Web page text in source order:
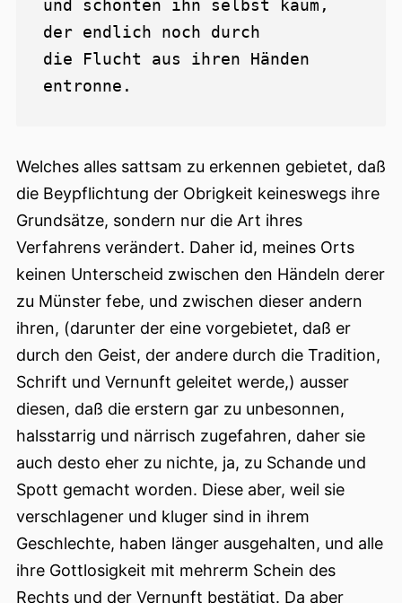
und schonten ihn selbst kaum,
der endlich noch durch
die Flucht aus ihren Händen
Welches alles sattsam zu erkennen gebietet, daß
die Beypflichtung der Obrigkeit keineswegs ihre
Grundsätze, sondern nur die Art ihres
Verfahrens verändert. Daher id, meines Orts
keinen Unterscheid zwischen den Händeln derer
zu Münster febe, und zwischen dieser andern
ihren, (darunter der eine vorgebietet, daß er
durch den Geist, der andere durch die Tradition,
Schrift und Vernunft geleitet werde,) ausser
diesen, daß die erstern gar zu unbesonnen,
halsstarrig und närrisch zugefahren, daher sie
auch desto eher zu nichte, ja, zu Schande und
Spott gemacht worden. Diese aber, weil sie
verschlagener und kluger sind in ihrem
Geschlechte, haben länger ausgehalten, und alle
ihre Gottlosigkeit mit mehrerm Schein des
Rechts und der Vernunft bestätigt. Da aber